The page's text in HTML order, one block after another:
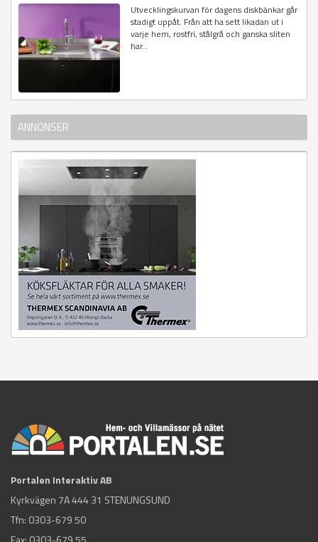
Utvecklingskurvan för dagens diskbänkar går
stadigt uppåt. Från att ha sett likadan ut i
varje hem, rostfri, stålgrå och ganska sliten
har...
ANNONSER
Portalen Interaktiv AB
Kyrkvägen 7A 444 31 STENUNGSUND
Tfn: 0303-679 50